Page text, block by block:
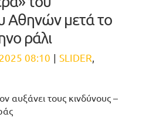
Αθηνών μετά το
ράλι
08:10 | SLIDER,
αυξάνει τους κινδύνους –